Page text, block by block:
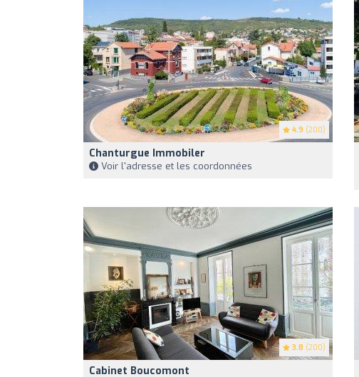
4.9 (200)
Chanturgue Immobiler
Voir l'adresse et les coordonnées
3.8 (200)
Cabinet Boucomont